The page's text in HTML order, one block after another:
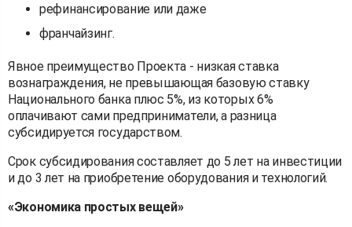
рефинансирование или даже
франчайзинг.
Явное преимущество Проекта - низкая ставка
вознаграждения, не превышающая базовую ставку
Национального банка плюс 5%, из которых 6%
оплачивают сами предприниматели, а разница
субсидируется государством.
Срок субсидирования составляет до 5 лет на инвестиции
и до 3 лет на приобретение оборудования и технологий.
«Экономика простых вещей»